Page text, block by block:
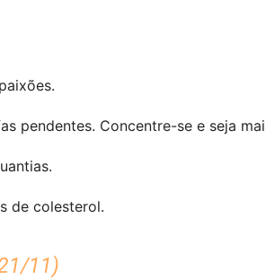
pendentes. Concentre-se e seja
de colesterol.
11)